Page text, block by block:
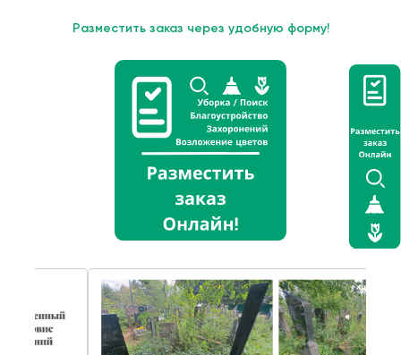
Разместить заказ через удобную форму!